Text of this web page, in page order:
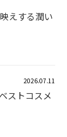
えする潤い
2026.07.11
ストコスメ